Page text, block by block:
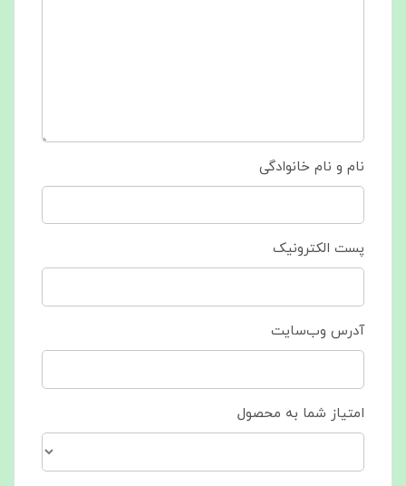
نام و نام خانوادگی
پست الکترونیک
آدرس وب‌سایت
امتیاز شما به محصول